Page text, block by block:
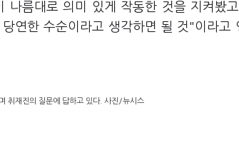
나름대로 의미 있게 작동한 것을 지켜봤
연한 수순이라고 생각하면 될 것"이라고
취재진의 질문에 답하고 있다. 사진/뉴시스